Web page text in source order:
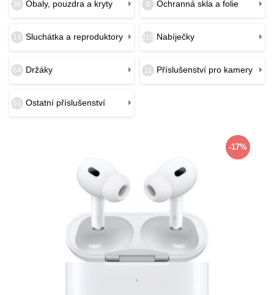
36 Obaly, pouzdra a kryty 6 Ochranná skla a folie
14 Sluchátka a reproduktory 118 Nabíječky
64 Držáky 11 Příslušenství pro kamery
51 Ostatní příslušenství
-17%